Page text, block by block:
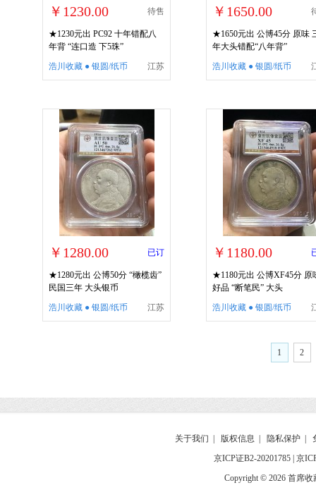
￥1230.00 待售
★1230元出 PC92 十年错配八
年背 “连口造 下5珠”
江苏
浩川收藏 ● 银圆/纸币
￥1650.00
★1650元出 公博45分 原味
年大头错配“八年背”
浩川收藏 ● 银圆/纸币
￥1280.00 已订
★1280元出 公博50分 “橄榄齿”
民国三年 大头银币
江苏
浩川收藏 ● 银圆/纸币
￥1180.00
★1180元出 公博XF45分 原
好品 “断笔民” 大头
浩川收藏 ● 银圆/纸币
1 2
关于我们 版权信息 隐私保护
京ICP证B2-20201785 京
Copyright © 2026 首席收